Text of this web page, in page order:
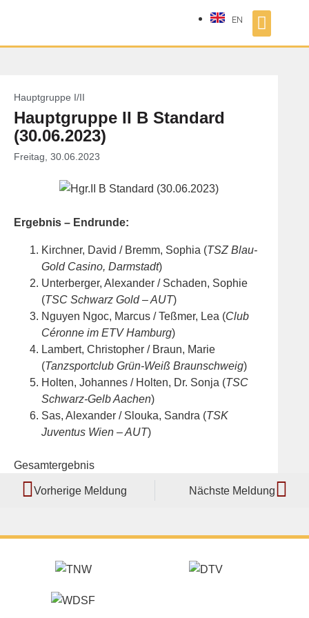
EN
Hauptgruppe I/II
Hauptgruppe II B Standard
(30.06.2023)
Freitag, 30.06.2023
Ergebnis – Endrunde:
Kirchner, David / Bremm, Sophia (TSZ Blau-
Gold Casino, Darmstadt)
Unterberger, Alexander / Schaden, Sophie
(TSC Schwarz Gold – AUT)
Nguyen Ngoc, Marcus / Teßmer, Lea (Club
Céronne im ETV Hamburg)
Lambert, Christopher / Braun, Marie
(Tanzsportclub Grün-Weiß Braunschweig)
Holten, Johannes / Holten, Dr. Sonja (TSC
Schwarz-Gelb Aachen)
Sas, Alexander / Slouka, Sandra (TSK
Juventus Wien – AUT)
Gesamtergebnis
Vorherige Meldung Nächste Meldung